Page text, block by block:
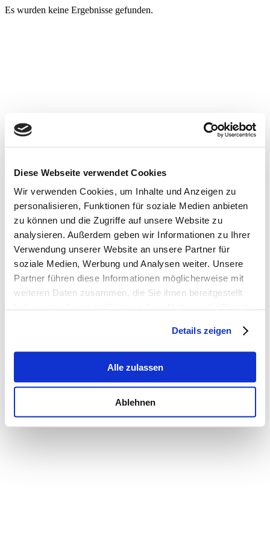
Diese Webseite verwendet Cookies
Wir verwenden Cookies, um Inhalte und Anzeigen zu
personalisieren, Funktionen für soziale Medien anbieten
zu können und die Zugriffe auf unsere Website zu
analysieren. Außerdem geben wir Informationen zu Ihrer
Verwendung unserer Website an unsere Partner für
soziale Medien, Werbung und Analysen weiter. Unsere
Partner führen diese Informationen möglicherweise mit
weiteren Daten zusammen, die Sie ihnen bereitgestellt
Details zeigen
Alle zulassen
Ablehnen
Es wurden keine Ergebnisse gefunden.